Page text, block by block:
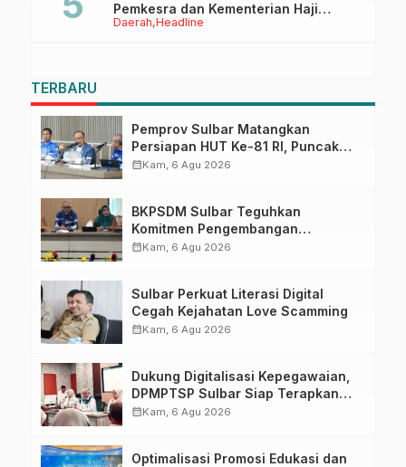
Daerah Headline
Pemkesra dan Kementerian Haji
Sulbar Tinjau Lokasi
TERBARU
Pemprov Sulbar Matangkan
Persiapan HUT Ke-81 RI, Puncak
Upacara di Lapangan Ahmad
calendar_monthKam, 6 Agu 2026
BKPSDM Sulbar Teguhkan
Komitmen Pengembangan
Kompetensi ASN melalui
calendar_monthKam, 6 Agu 2026
Sulbar Perkuat Literasi Digital
Cegah Kejahatan Love Scamming
calendar_monthKam, 6 Agu 2026
Dukung Digitalisasi Kepegawaian,
DPMPTSP Sulbar Siap Terapkan
Aplikasi FLEKSI ASN
calendar_monthKam, 6 Agu 2026
Optimalisasi Promosi Edukasi dan